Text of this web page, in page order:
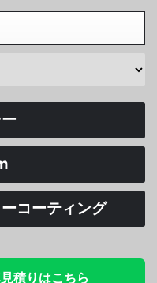
コーティング
積りはこちら